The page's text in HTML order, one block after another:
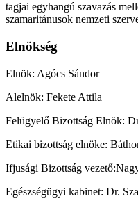
tagjai egyhangú szavazás
szamaritánusok nemzeti
Elnökség
Elnök: Agócs Sándor
Alelnök: Fekete Attila
Felügyelő Bizottság Elnök:
Etikai bizottság elnöke:
Ifjusági Bizottság
Egészségügyi kabinet: Dr.